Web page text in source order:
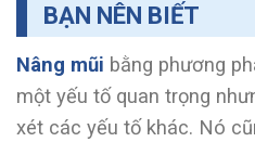
BẠN NÊN BIẾT
Nâng mũi bằng phương
một yếu tố quan trọng
xét các yếu tố khác. Nó